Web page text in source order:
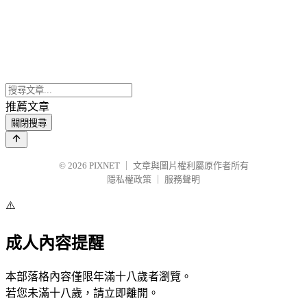
推薦文章
關閉搜尋
© 2026 PIXNET
文章與圖片權利屬原作者所有
隱私權政策
服務聲明
⚠️
成人內容提醒
本部落格內容僅限年滿十八歲者瀏覽。
若您未滿十八歲，請立即離開。